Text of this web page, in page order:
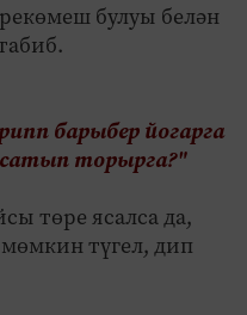
булуы белән
барыбер йогарга
торырга?"
төре ясалса да,
түгел, дип